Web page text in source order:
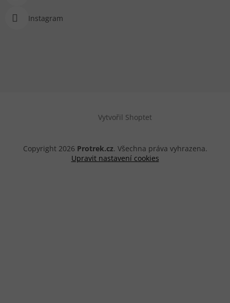
Instagram
Vytvořil Shoptet
Copyright 2026 Protrek.cz. Všechna práva vyhrazena.
Upravit nastavení cookies